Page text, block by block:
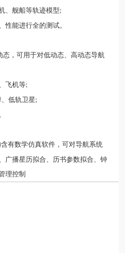
、舰船等轨迹模型;
性能进行全的测试。
态，可用于对低动态、高动态导航
飞机等;
低轨卫星;
含有数学仿真软件，可对导航系统
广播星历拟合、历书参数拟合、钟
理控制